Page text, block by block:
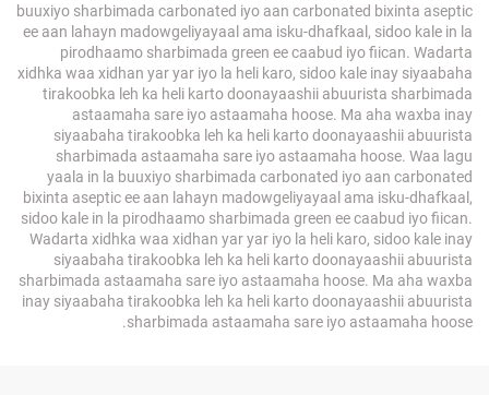
buuxiyo sharbimada carbonated iyo aan carbonated bixinta aseptic
ee aan lahayn madowgeliyayaal ama isku-dhafkaal, sidoo kale in la
pirodhaamo sharbimada green ee caabud iyo fiican. Wadarta
xidhka waa xidhan yar yar iyo la heli karo, sidoo kale inay siyaabaha
tirakoobka leh ka heli karto doonayaashii abuurista sharbimada
astaamaha sare iyo astaamaha hoose. Ma aha waxba inay
siyaabaha tirakoobka leh ka heli karto doonayaashii abuurista
sharbimada astaamaha sare iyo astaamaha hoose. Waa lagu
yaala in la buuxiyo sharbimada carbonated iyo aan carbonated
bixinta aseptic ee aan lahayn madowgeliyayaal ama isku-dhafkaal,
sidoo kale in la pirodhaamo sharbimada green ee caabud iyo fiican.
Wadarta xidhka waa xidhan yar yar iyo la heli karo, sidoo kale inay
siyaabaha tirakoobka leh ka heli karto doonayaashii abuurista
sharbimada astaamaha sare iyo astaamaha hoose. Ma aha waxba
inay siyaabaha tirakoobka leh ka heli karto doonayaashii abuurista
sharbimada astaamaha sare iyo astaamaha hoose.